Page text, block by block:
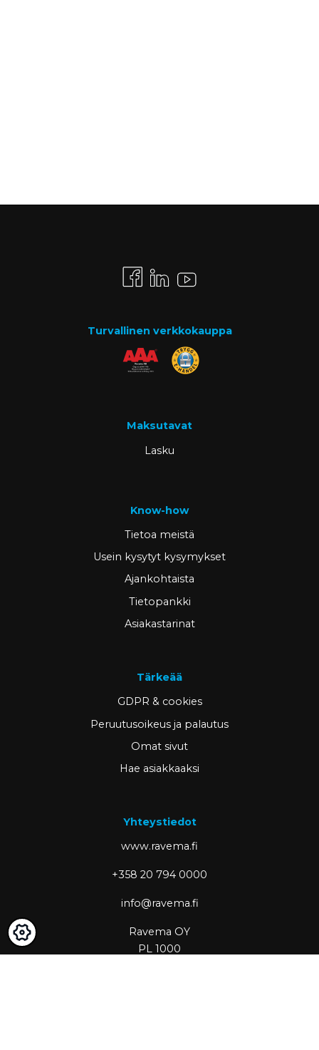
Turvallinen verkkokauppa
Maksutavat
Lasku
Know-how
Tietoa meistä
Usein kysytyt kysymykset
Ajankohtaista
Tietopankki
Asiakastarinat
Tärkeää
GDPR & cookies
Peruutusoikeus ja palautus
Omat sivut
Hae asiakkaaksi
Yhteystiedot
www.ravema.fi
+358 20 794 0000
info@ravema.fi
Ravema OY
PL 1000